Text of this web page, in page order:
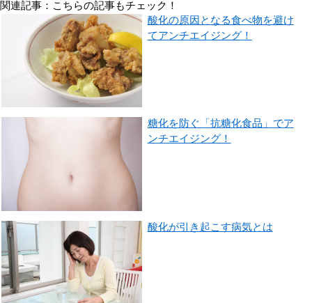
関連記事：こちらの記事もチェック！
酸化の原因となる食べ物を避け
てアンチエイジング！
糖化を防ぐ「抗糖化食品」でア
ンチエイジング！
酸化が引き起こす病気とは